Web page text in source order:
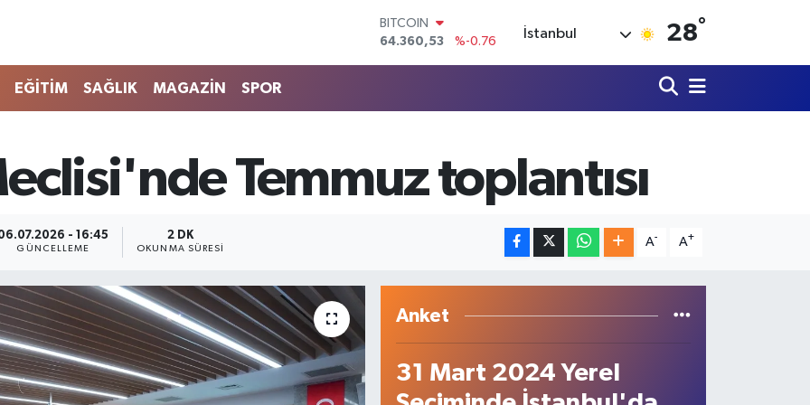
DOLAR
47,7069
%0.17
64,1897
%0.02
BİST100
13.887
%64
İstanbul 28°
EĞİTİM SAĞLIK MAGAZİN SPOR
Temmuz toplantısı
- 16:45
GÜNCELLEME
2 DK
OKUNMA SÜRESI
A- A+
Anket
31 Mart 2024 Yerel